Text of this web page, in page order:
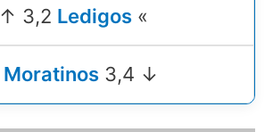
↑ 3,2 Ledigos«
Moratinos3,4 ↓